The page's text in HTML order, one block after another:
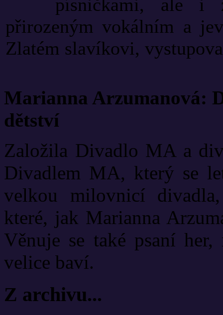
písničkami, ale i
přirozeným vokálním a
Zlatém slavíkovi,
Marianna Arzumanová:
dětství
Založila Divadlo MA a
Divadlem MA, který se
velkou milovnicí
které, jak Marianna
Věnuje se také psaní
velice baví.
Z archivu...